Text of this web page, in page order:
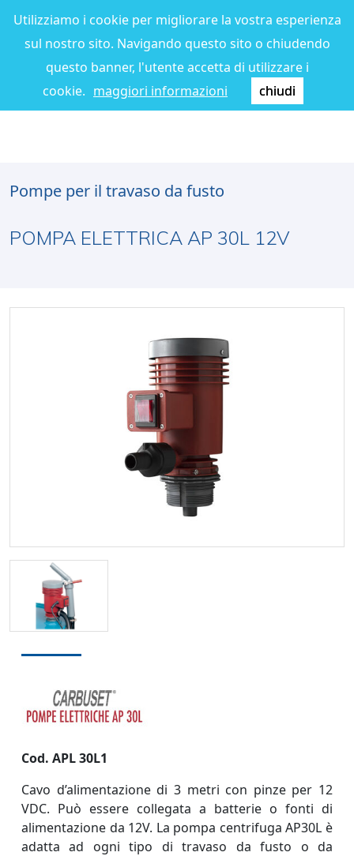
Utilizziamo i cookie per migliorare la vostra esperienza
sul nostro sito. Navigando questo sito o chiudendo
questo banner, l'utente accetta di utilizzare i
cookie. maggiori informazioni chiudi
Pompe per il travaso da fusto
POMPA ELETTRICA AP 30L 12V
Cod. APL 30L1
Cavo d’alimentazione di 3 metri con pinze per 12
VDC. Può essere collegata a batterie o fonti di
alimentazione da 12V. La pompa centrifuga AP30L è
adatta ad ogni tipo di travaso da fusto o da